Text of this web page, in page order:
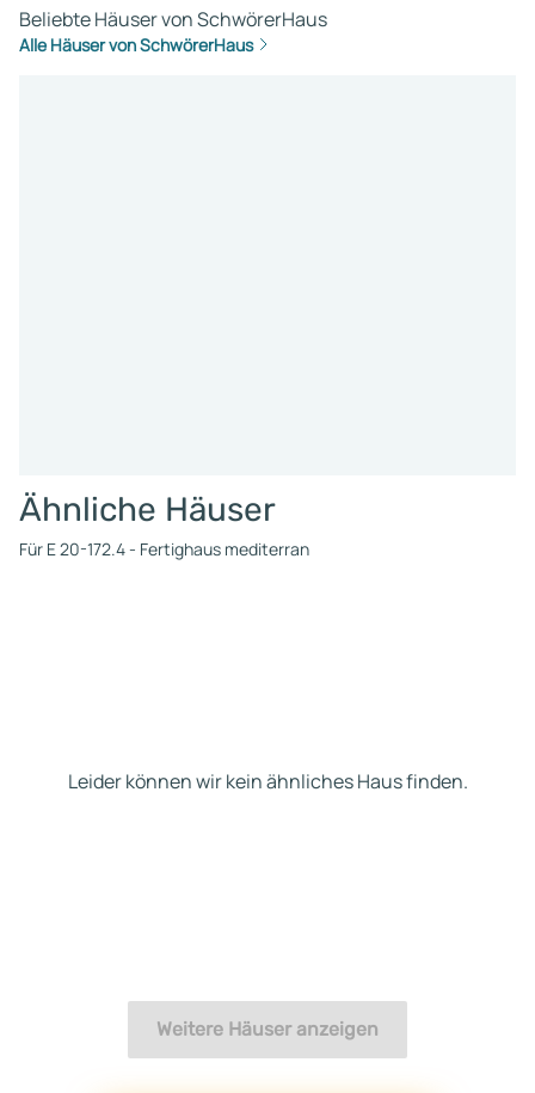
Beliebte Häuser von SchwörerHaus
Alle Häuser von SchwörerHaus
Ähnliche Häuser
Für E 20-172.4 - Fertighaus mediterran
Leider können wir kein ähnliches Haus finden.
Weitere Häuser anzeigen